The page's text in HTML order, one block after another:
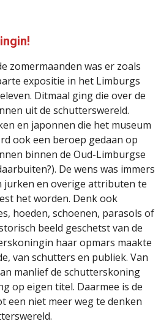
zomermaanden was er zoals
expositie in het Limburgs
Ditmaal ging die over de
uit de schutterswereld.
en japonnen die het museum
ook een beroep gedaan op
binnen de Oud-Limburgse
De wens was immers
jurken en overige attributen te
het worden. Denk ook
hoeden, schoenen, parasols of
beeld geschetst van de
haar opmars maakte
van schutters en publiek. Van
manlief de schutterskoning
op eigen titel. Daarmee is de
een niet meer weg te denken